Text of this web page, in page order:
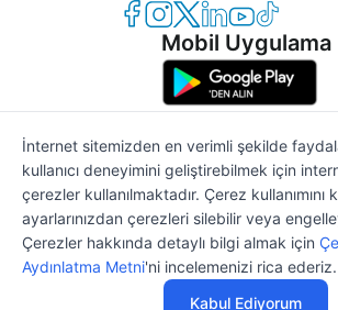
STOĞA GELİNCE HABER VER
Casper Facebook
Casper Instagram
Casper Twitter
Casper LinkedIn
CasperCasper
Mobil Uygulama
© 2021 - 2026 Casper Bilgisayar Sistemleri A.Ş.
KVKK
Çerez Politikası
Bilgi Güvenliği
Bilgi Toplumu Hizmetleri
Mesafeli Satış Sözleşmesi
İnternet sitemizden en verimli şekilde
kullanıcı deneyimini geliştirebilmek için
çerezler kullanılmaktadır. Çerez kullanımını
ayarlarınızdan çerezleri silebilir veya
Çerezler hakkında detaylı bilgi almak için
Aydınlatma Metni'ni incelemenizi rica ederiz.
Kabul Ediyorum